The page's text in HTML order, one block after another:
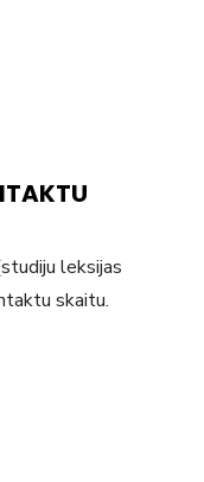
leksijas
skaitu.